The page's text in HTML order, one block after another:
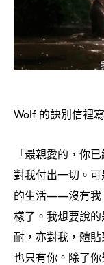
Wolf 的訣別信裡
「最親愛的 ， 你
對我付出一切。
的生活——沒有我
樣了。我想要說的
耐 ， 亦對我 ， 體
也只有你。除了